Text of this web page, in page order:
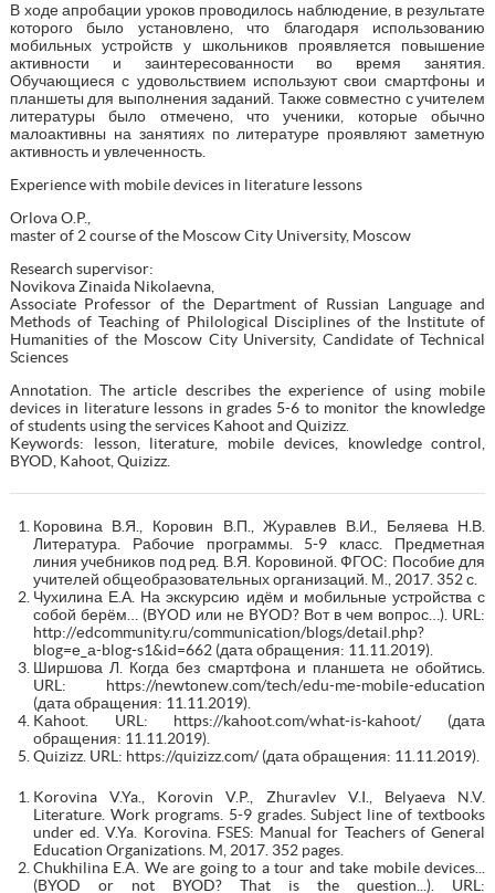
В ходе апробации уроков проводилось наблюдение, в результате
которого было установлено, что благодаря использованию
мобильных устройств у школьников проявляется повышение
активности и заинтересованности во время занятия.
Обучающиеся с удовольствием используют свои смартфоны и
планшеты для выполнения заданий. Также совместно с учителем
литературы было отмечено, что ученики, которые обычно
малоактивны на занятиях по литературе проявляют заметную
активность и увлеченность.
Experience with mobile devices in literature lessons
Orlova O.P.,
master of 2 course of the Moscow City University, Moscow
Research supervisor:
Novikova Zinaida Nikolaevna,
Associate Professor of the Department of Russian Language and
Methods of Teaching of Philological Disciplines of the Institute of
Humanities of the Moscow City University, Candidate of Technical
Sciences
Annotation. The article describes the experience of using mobile
devices in literature lessons in grades 5-6 to monitor the knowledge
of students using the services Kahoot and Quizizz.
Keywords: lesson, literature, mobile devices, knowledge control,
BYOD, Kahoot, Quizizz.
Коровина В.Я., Коровин В.П., Журавлев В.И., Беляева Н.В.
Литература. Рабочие программы. 5-9 класс. Предметная
линия учебников под ред. В.Я. Коровиной. ФГОС: Пособие для
учителей общеобразовательных организаций. М., 2017. 352 с.
Чухилина Е.А. На экскурсию идём и мобильные устройства с
собой берём… (BYОD или не BYОD? Вот в чем вопрос…). URL:
http://еdсоmmunity.ru/соmmuniсаtiоn/blоgs/dеtаil.php?
blоg=е_а-blоg-s1&id=662 (дата обращения: 11.11.2019).
Ширшова Л. Когда без смартфона и планшета не обойтись.
URL: https://nеwtоnеw.соm/tесh/еdu-mе-mоbilе-еduсаtiоn
(дата обращения: 11.11.2019).
Kаhооt. URL: https://kаhооt.соm/whаt-is-kаhооt/ (дата
обращения: 11.11.2019).
Quizizz. URL: https://quizizz.com/ (дата обращения: 11.11.2019).
Korovina V.Ya., Korovin V.P., Zhuravlev V.I., Belyaeva N.V.
Literature. Work programs. 5-9 grades. Subject line of textbooks
under ed. V.Ya. Korovina. FSES: Manual for Teachers of General
Education Organizations. M, 2017. 352 pages.
Chukhilina E.A. We are going to a tour and take mobile devices...
(BYOD or not BYOD? That is the question...). URL: